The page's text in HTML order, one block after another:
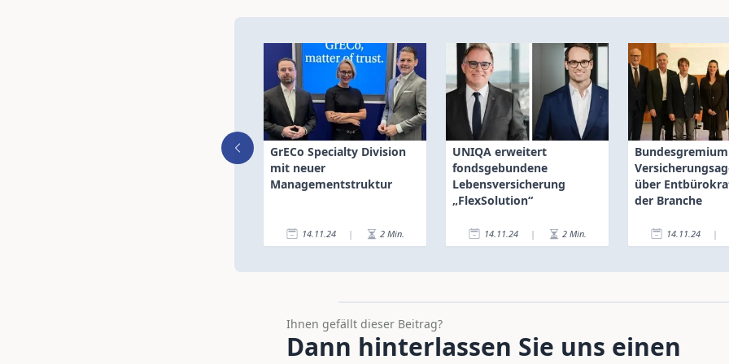
GrECo Specialty Division
mit neuer
Managementstruktur
14.11.24 | 2 Min.
UNIQA erweitert
fondsgebundene
Lebensversicherung
„FlexSolution“
14.11.24 | 2 Min.
über
der Branche
14.11.24 |
Ihnen gefällt dieser Beitrag?
Dann hinterlassen Sie uns einen